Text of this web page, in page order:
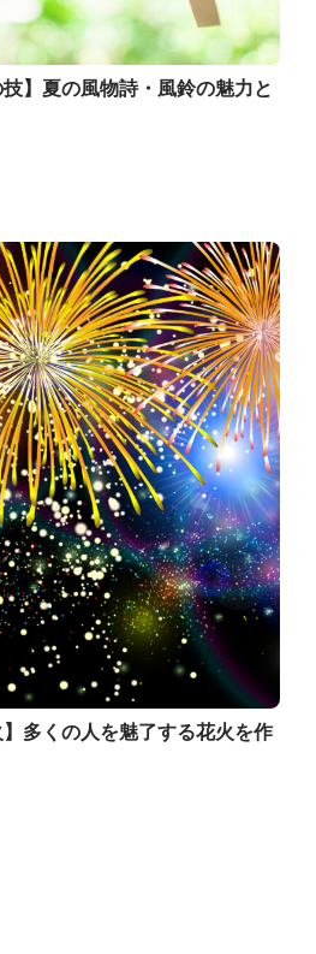
技】夏の風物詩・風鈴の魅力と
】多くの人を魅了する花火を作